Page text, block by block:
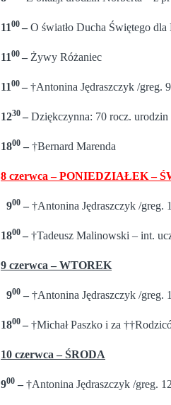
1100 – O światło Ducha Świętego
1100 – Żywy Różaniec
1100 – †Antonina Jędraszczyk /greg.
1230 – Dziękczynna: 70 rocz.
1800 – †Bernard Marenda
8 czerwca – PONIEDZIAŁEK –
900 – †Antonina Jędraszczyk /greg.
1800 – †Tadeusz Malinowski – int.
9 czerwca – WTOREK
900 – †Antonina Jędraszczyk /greg.
1800 – †Michał Paszko i za
10 czerwca – ŚRODA
900 – †Antonina Jędraszczyk /greg.